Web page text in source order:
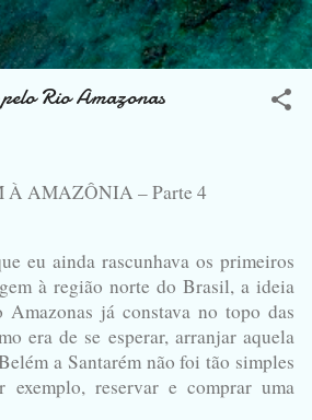
o conteúdo principal
Rio Amazonas
À AMAZÔNIA – Parte 4
eu ainda rascunhava os primeiros
à região norte do Brasil, a ideia
já constava no topo das
era de se esperar, arranjar aquela
a Santarém não foi tão simples
reservar e comprar uma